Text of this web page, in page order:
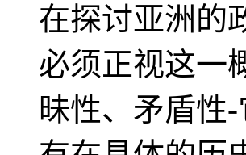
在探讨亚洲的
必须正视这一
昧性、矛盾性